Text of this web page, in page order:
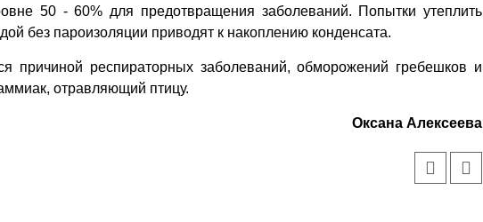
50 - 60% для предотвращения заболеваний. Попытки утеп­лить
без пароизоляции приводят к накоплению конденсата.
причиной респираторных заболеваний, обморожений гребешков и
отравляющий птицу.
Оксана Алексеева